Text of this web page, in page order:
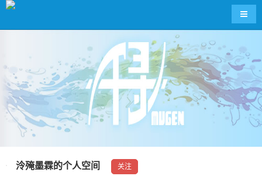
导航
泠殗墨霖的个人空间 关注